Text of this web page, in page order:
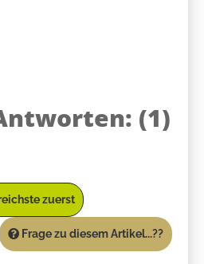
(1)
zuerst
Frage zu diesem Artikel...??